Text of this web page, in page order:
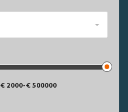
2000- 500000